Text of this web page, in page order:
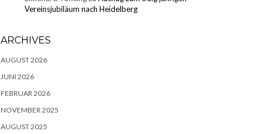
Vereinsjubiläum nach Heidelberg
ARCHIVES
AUGUST 2026
JUNI 2026
FEBRUAR 2026
NOVEMBER 2025
AUGUST 2025